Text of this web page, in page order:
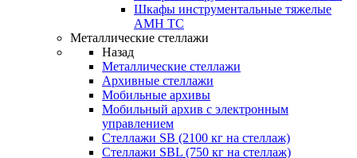
Шкафы инструментальные тяжелые
AMH TC
Металлические стеллажи
Назад
Металлические стеллажи
Архивные стеллажи
Мобильные архивы
Мобильный архив с электронным
управлением
Стеллажи SB (2100 кг на стеллаж)
Стеллажи SBL (750 кг на стеллаж)